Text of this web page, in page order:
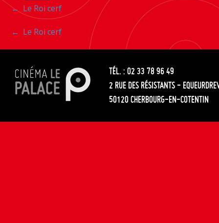
Navigation
entre
les
articles
← Le Roi cerf
Navigation
entre
les
articles
← Le Roi cerf
TÉL. : 02 33 78 96 49
2 RUE DES RÉSISTANTS -
50120 CHERBOURG-EN-COTENTIN